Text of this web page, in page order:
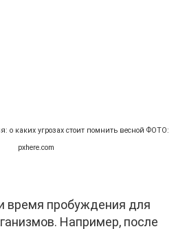
о каких угрозах стоит помнить весной ФОТО:
pxhere.com
время пробуждения для
Например, после